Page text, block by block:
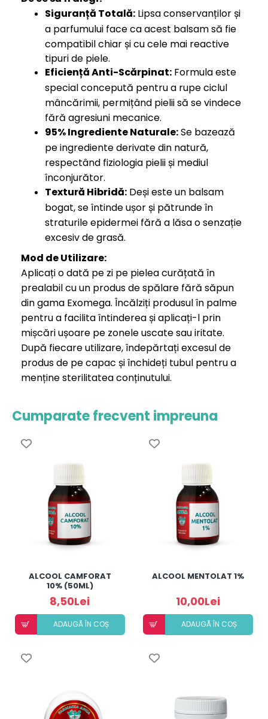
Siguranță Totală: Lipsa conservanților și
a parfumului face ca acest balsam să fie
compatibil chiar și cu cele mai reactive
tipuri de piele.
Eficiență Anti-Scărpinat: Formula este
special concepută pentru a rupe ciclul
mâncărimii, permițând pielii să se vindece
fără agresiuni mecanice.
95% Ingrediente Naturale:Se bazează
pe ingrediente derivate din natură,
respectând fiziologia pielii și mediul
înconjurător.
Textură Hibridă: Deși este un balsam
bogat, se întinde ușor și pătrunde în
straturile epidermei fără a lăsa o senzație
excesiv de grasă.
Mod de Utilizare:
Aplicați o dată pe zi pe pielea curățată în
prealabil cu un produs de spălare fără săpun
din gama Exomega. Încălziți produsul în palme
pentru a facilita întinderea și aplicați-l prin
mișcări ușoare pe zonele uscate sau iritate.
După fiecare utilizare, îndepărtați excesul de
produs de pe capac și închideți tubul pentru a
menține sterilitatea conținutului.
Cumparate frecvent impreuna
ALCOOL CAMFORAT
10% (50ML)
8,50Lei
ADAUGÃ ÎN COȘ
ALCOOL MENTOLAT 1%
10,00Lei
ADAUGÃ ÎN COȘ